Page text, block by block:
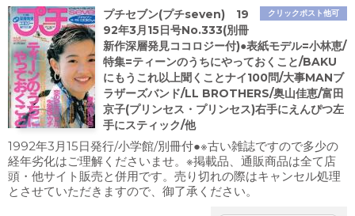
クリックポスト他可
プチセブン(プチseven) 19
92年3月15日号No.333(別冊
新作深層発見ココロジー付)●表紙モデル=小林恵/
特集=ティーンのうちにやっておくこと/BAKU
にもうこれ以上聞くことナイ100問/大事MANブ
ラザーズバンド/LL BROTHERS/奥山佳恵/富田
京子(プリンセス・プリンセス)右手にえんぴつ左
手にスティック/他
1992年3月15日発行/小学館/別冊付●※古い雑誌ですので多少の
経年劣化はご理解くださいませ。※掲載品、通販商品は全て店
頭・他サイト販売と併用です。売り切れの際はキャンセル処理
とさせていただきますので、御了承ください。